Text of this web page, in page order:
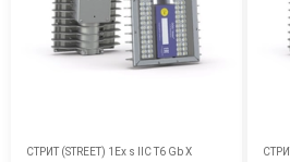
СТРИТ (STREET) 1Ex s IIC T6 Gb X